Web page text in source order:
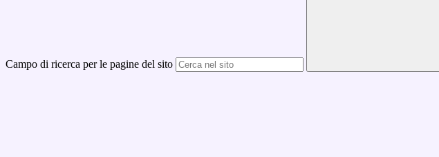
Campo di ricerca per le pagine del sito